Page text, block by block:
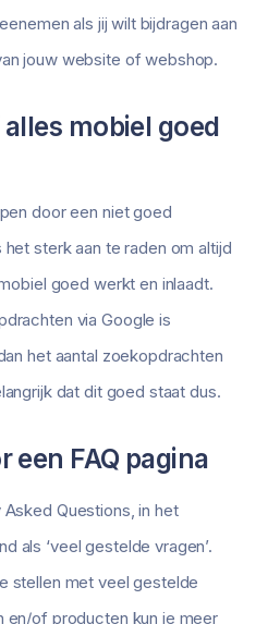
als jij wilt bijdragen aan
jouw website of webshop.
mobiel goed
door een niet goed
sterk aan te raden om altijd
goed werkt en inlaadt.
via Google is
het aantal zoekopdrachten
dat dit goed staat dus.
een FAQ pagina
Questions, in het
als ‘veel gestelde vragen’.
stellen met veel gestelde
en/of producten kun je meer